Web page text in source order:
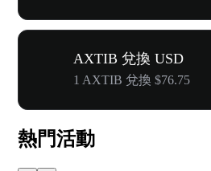
AXTIB 兌換 USD
1 AXTIB 兌換 $76.75
熱門活動